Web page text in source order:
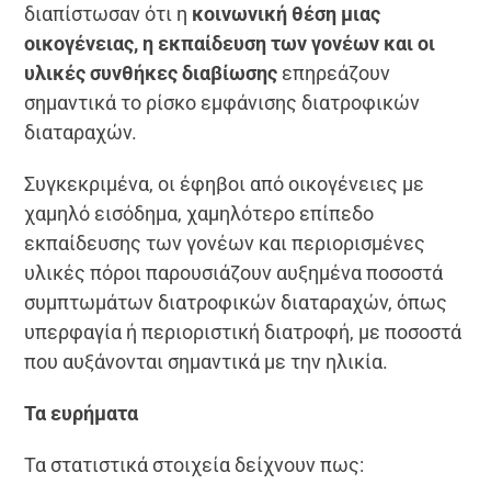
διαπίστωσαν ότι η κοινωνική θέση μιας
οικογένειας, η εκπαίδευση των γονέων και οι
υλικές συνθήκες διαβίωσης επηρεάζουν
σημαντικά το ρίσκο εμφάνισης διατροφικών
διαταραχών.
Συγκεκριμένα, οι έφηβοι από οικογένειες με
χαμηλό εισόδημα, χαμηλότερο επίπεδο
εκπαίδευσης των γονέων και περιορισμένες
υλικές πόροι παρουσιάζουν αυξημένα ποσοστά
συμπτωμάτων διατροφικών διαταραχών, όπως
υπερφαγία ή περιοριστική διατροφή, με ποσοστά
που αυξάνονται σημαντικά με την ηλικία.
Τα ευρήματα
Τα στατιστικά στοιχεία δείχνουν πως: